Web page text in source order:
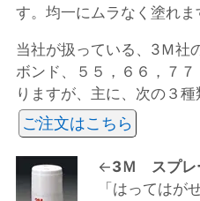
す。均一にムラなく塗れま
当社が扱っている、3Ｍ社
ボンド、５５，６６，７
りますが、主に、次の３種
ご注文はこちら
←3Ｍ スプレ
「はってはが